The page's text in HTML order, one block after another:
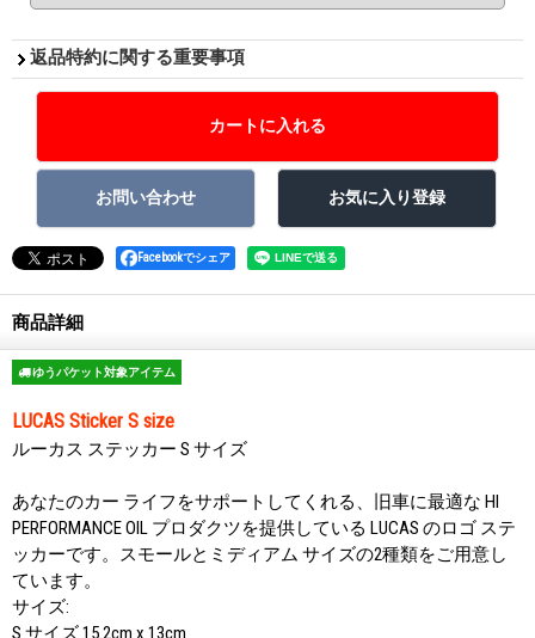
返品特約に関する重要事項
Facebookでシェア
商品詳細
ゆうパケット対象アイテム
LUCAS Sticker S size
ルーカス ステッカー S サイズ
あなたのカー ライフをサポートしてくれる、旧車に最適な HI
PERFORMANCE OIL プロダクツを提供している LUCAS のロゴ ステ
ッカーです。スモールとミディアム サイズの2種類をご用意し
ています。
サイズ:
S サイズ 15.2cm x 13cm